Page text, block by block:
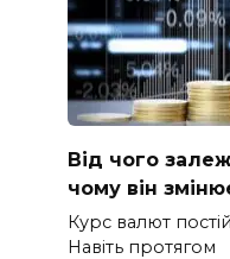
Від чого
чому він
Курс валют
Навіть протягом